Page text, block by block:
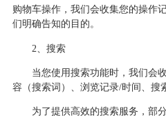
购物车操作，我们会收集您的操作
们明确告知的目的。
2、搜索
当您使用搜索功能时，我们会
容（搜索词 ） 、浏览记录/时间、搜
为了提供高效的搜索服务，部